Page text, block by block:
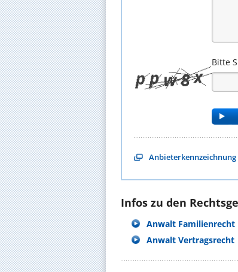
Bitte
Anbieterkennzeichnung
Infos zu den
Anwalt Familienrecht
Anwalt Vertragsrecht